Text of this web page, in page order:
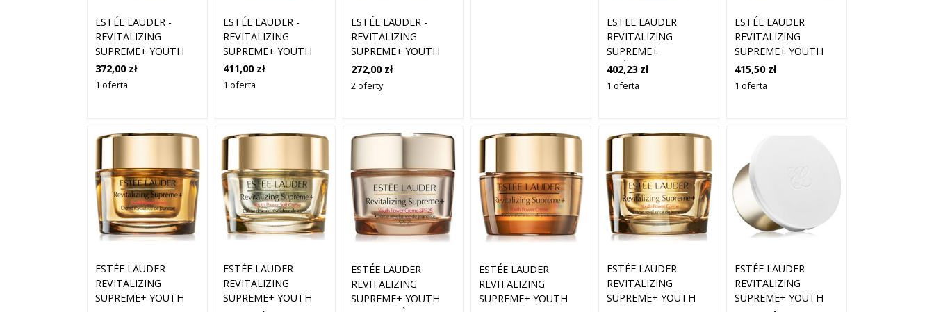
ESTÉE LAUDER -
REVITALIZING
SUPREME+ YOUTH
POWER CREME
MOISTURIZER REFILL
DLA KOBIET
372,00 zł
1 oferta
ESTÉE LAUDER -
REVITALIZING
SUPREME+ YOUTH
POWER CREME
MOISTURIZER - KREM
- DLA KOBIET
411,00 zł
1 oferta
ESTÉE LAUDER -
REVITALIZING
SUPREME+ YOUTH
POWER CREME
MOISTURIZER - KREM
ODMŁADZADZAJĄCY -
CREAM - DLA KOBIET
272,00 zł
2 oferty
ESTEE LAUDER
REVITALIZING
SUPREME+
ODŻYWCZY KREM
YOUTH POWER SOFT
402,23 zł
1 oferta
ESTÉE LAUDER
REVITALIZING
SUPREME+ YOUTH
POWER SOFT CREME
LEKKI ODŻYWCZY I
415,50 zł
1 oferta
ESTÉE LAUDER
REVITALIZING
SUPREME+ YOUTH
ESTÉE LAUDER
REVITALIZING
SUPREME+ YOUTH
ESTÉE LAUDER
REVITALIZING
SUPREME+ YOUTH
ESTÉE LAUDER
REVITALIZING
SUPREME+ YOUTH
ESTÉE LAUDER
REVITALIZING
SUPREME+ YOUTH
ESTÉE LAUDER
REVITALIZING
SUPREME+ YOUTH